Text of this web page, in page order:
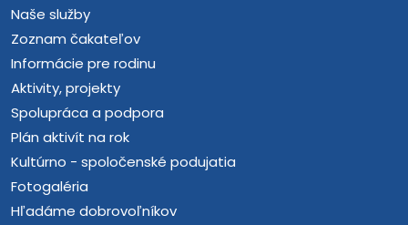
Naše služby
Zoznam čakateľov
Informácie pre rodinu
Aktivity, projekty
Spolupráca a podpora
Plán aktivít na rok
Kultúrno - spoločenské podujatia
Fotogaléria
Hľadáme dobrovoľníkov